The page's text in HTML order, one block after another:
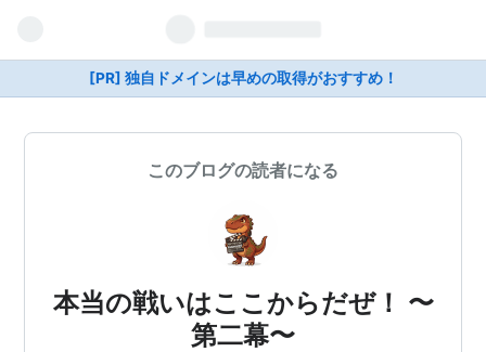
[PR] 独自ドメインは早めの取得がおすすめ！
このブログの読者になる
本当の戦いはここからだぜ！ 〜
第二幕〜